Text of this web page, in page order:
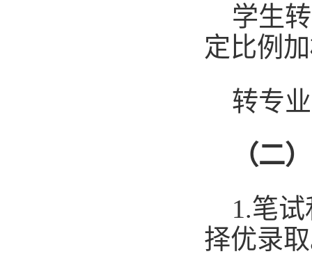
学生
定比例
转专
（二
1.笔
择优录